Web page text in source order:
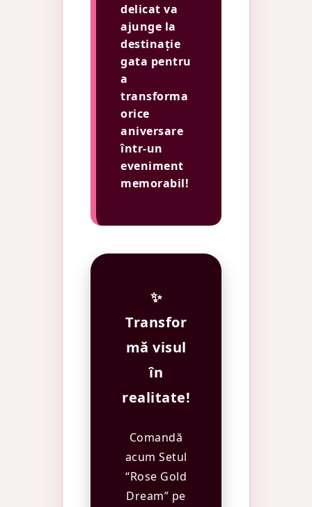
delicat va
ajunge la
destinație
gata pentru
a
transforma
orice
aniversare
într-un
eveniment
memorabil!
✨
Transfor
mă visul
în
realitate!
Comandă
acum Setul
“Rose Gold
Dream” pe